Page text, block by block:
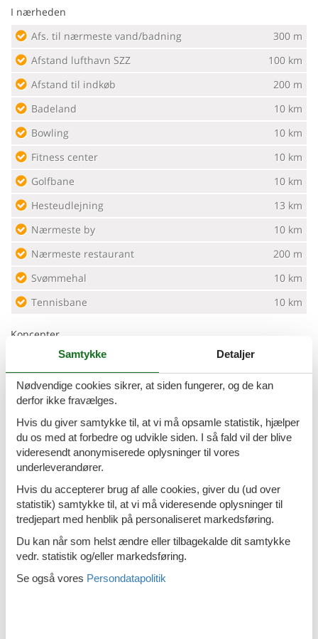
I nærheden
Afs. til nærmeste vand/badning
300 m
Afstand lufthavn SZZ
100 km
Afstand til indkøb
200 m
Badeland
10 km
Bowling
10 km
Fitness center
10 km
Golfbane
10 km
Hesteudlejning
13 km
Nærmeste by
10 km
Nærmeste restaurant
200 m
Svømmehal
10 km
Tennisbane
10 km
Koncepter
Kvalitetshavemøbler
Røgfrit hus
Udendørs wellness
Køkken
El-plader
Frostboks
Kaffemaskine
Køkkenet har v/k vand
Køleskab
Mikroovn
Samtykke Detaljer
Nødvendige cookies sikrer, at siden fungerer, og de kan
derfor ikke fravælges.
Hvis du giver samtykke til, at vi må opsamle statistik, hjælper
du os med at forbedre og udvikle siden. I så fald vil der blive
videresendt anonymiserede oplysninger til vores
underleverandører.
Hvis du accepterer brug af alle cookies, giver du (ud over
statistik) samtykke til, at vi må videresende oplysninger til
tredjepart med henblik på personaliseret markedsføring.
Du kan når som helst ændre eller tilbagekalde dit samtykke
vedr. statistik og/eller markedsføring.
Se også vores Persondatapolitik